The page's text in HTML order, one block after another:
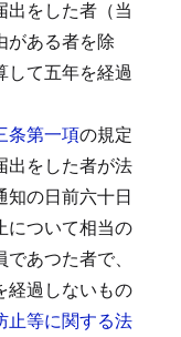
出をした者（当
がある者を除
して五年を経過
条第一項の規定
出をした者が法
知の日前六十日
について相当の
あつた者で、
経過しないもの
止等に関する法